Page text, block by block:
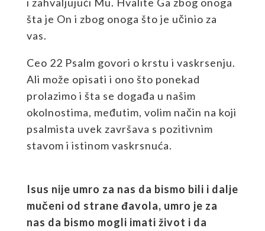
šta je On i zbog onoga što je učinio za
vas.
Ceo 22 Psalm govori o krstu i vaskrsenju.
Ali može opisati i ono što ponekad
prolazimo i šta se događa u našim
okolnostima, međutim, volim način na koji
psalmista uvek završava s pozitivnim
stavom i istinom vaskrsnuća.
Isus nije umro za nas da bismo bili i dalje
mučeni od strane đavola, umro je za
nas da bismo mogli imati život i da